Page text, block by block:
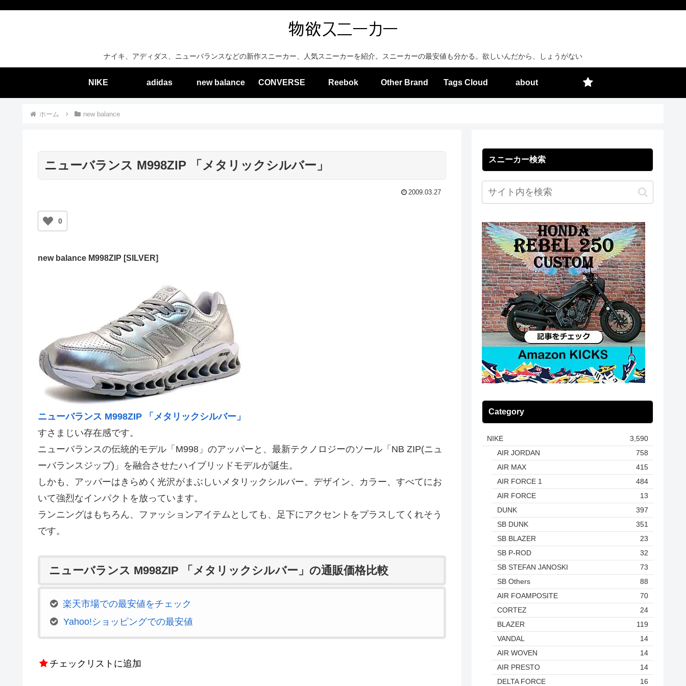
ナイキ、アディダス、ニューバランスなどの新作スニーカー、人気スニーカーを紹介。スニーカーの最安値も分かる。欲しいんだから、しょうがない
NIKE adidas new balance CONVERSE Reebok Other Brand Tags Cloud about
ホーム new balance
ニューバランス M998ZIP 「メタリックシルバー」
2009.03.27
0
new balance M998ZIP [SILVER]
ニューバランス M998ZIP 「メタリックシルバー」
すさまじい存在感です。
ニューバランスの伝統的モデル「M998」のアッパーと、最新テクノロジーのソール「NB ZIP(ニュ
ーバランスジップ)」を融合させたハイブリッドモデルが誕生。
しかも、アッパーはきらめく光沢がまぶしいメタリックシルバー。デザイン、カラー、すべてにお
いて強烈なインパクトを放っています。
ランニングはもちろん、ファッションアイテムとしても、足下にアクセントをプラスしてくれそう
です。
ニューバランス M998ZIP 「メタリックシルバー」の通販価格比較
楽天市場での最安値をチェック
Yahoo!ショッピングでの最安値
チェックリストに追加
スニーカー検索
Category
NIKE
3,590
AIR JORDAN
758
AIR MAX
415
AIR FORCE 1
484
AIR FORCE
13
DUNK
397
SB DUNK
351
SB BLAZER
23
SB P-ROD
32
SB STEFAN JANOSKI
73
SB Others
88
AIR FOAMPOSITE
70
CORTEZ
24
BLAZER
119
VANDAL
14
AIR WOVEN
14
AIR PRESTO
14
DELTA FORCE
16